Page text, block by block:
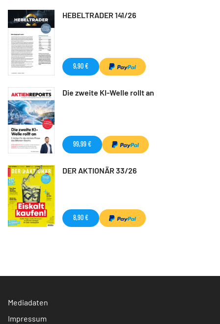
HEBELTRADER 141/26
9,90 €
Die zweite KI-Welle rollt an
99,99 €
DER AKTIONÄR 33/26
8,90 €
Mediadaten
Impressum